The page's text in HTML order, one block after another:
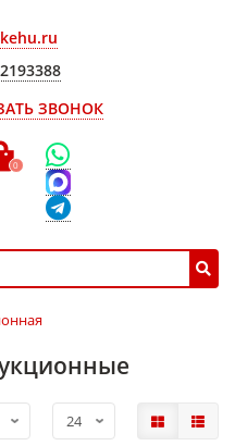
ЗВОНОК
0